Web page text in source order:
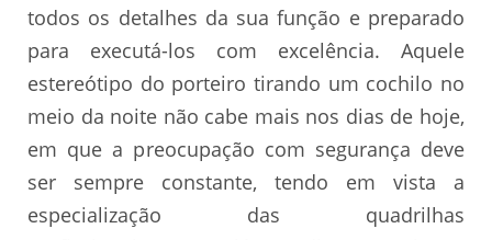
todos os detalhes da sua função e preparado
para executá-los com excelência. Aquele
estereótipo do porteiro tirando um cochilo no
meio da noite não cabe mais nos dias de hoje,
em que a preocupação com segurança deve
ser sempre constante, tendo em vista a
especialização das quadrilhas